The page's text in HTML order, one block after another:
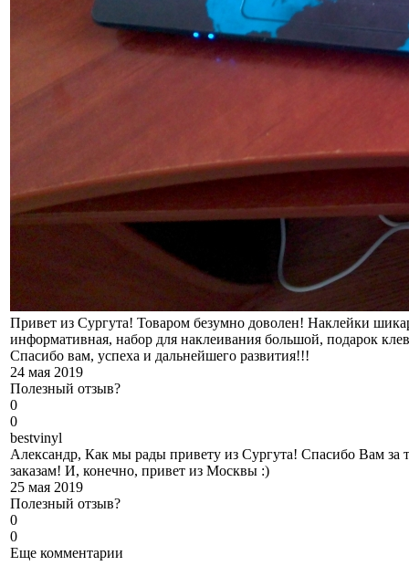
Привет из Сургута! Товаром безумно доволен! Наклейки
информативная, набор для наклеивания большой, подарок
Спасибо вам, успеха и дальнейшего развития!!!
24 мая 2019
Полезный отзыв?
0
0
bestvinyl
Александр, Как мы рады привету из Сургута! Спасибо Вам
заказам! И, конечно, привет из Москвы :)
25 мая 2019
Полезный отзыв?
0
0
Еще комментарии